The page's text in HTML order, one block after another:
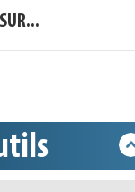
Scoop.it